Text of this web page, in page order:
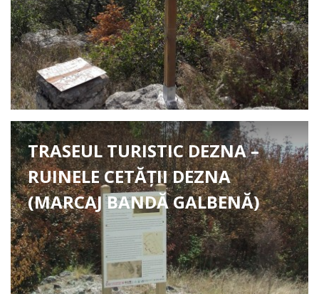
TRASEUL TURISTIC DEZNA –
RUINELE CETĂȚII DEZNA
(MARCAJ BANDĂ GALBENĂ)